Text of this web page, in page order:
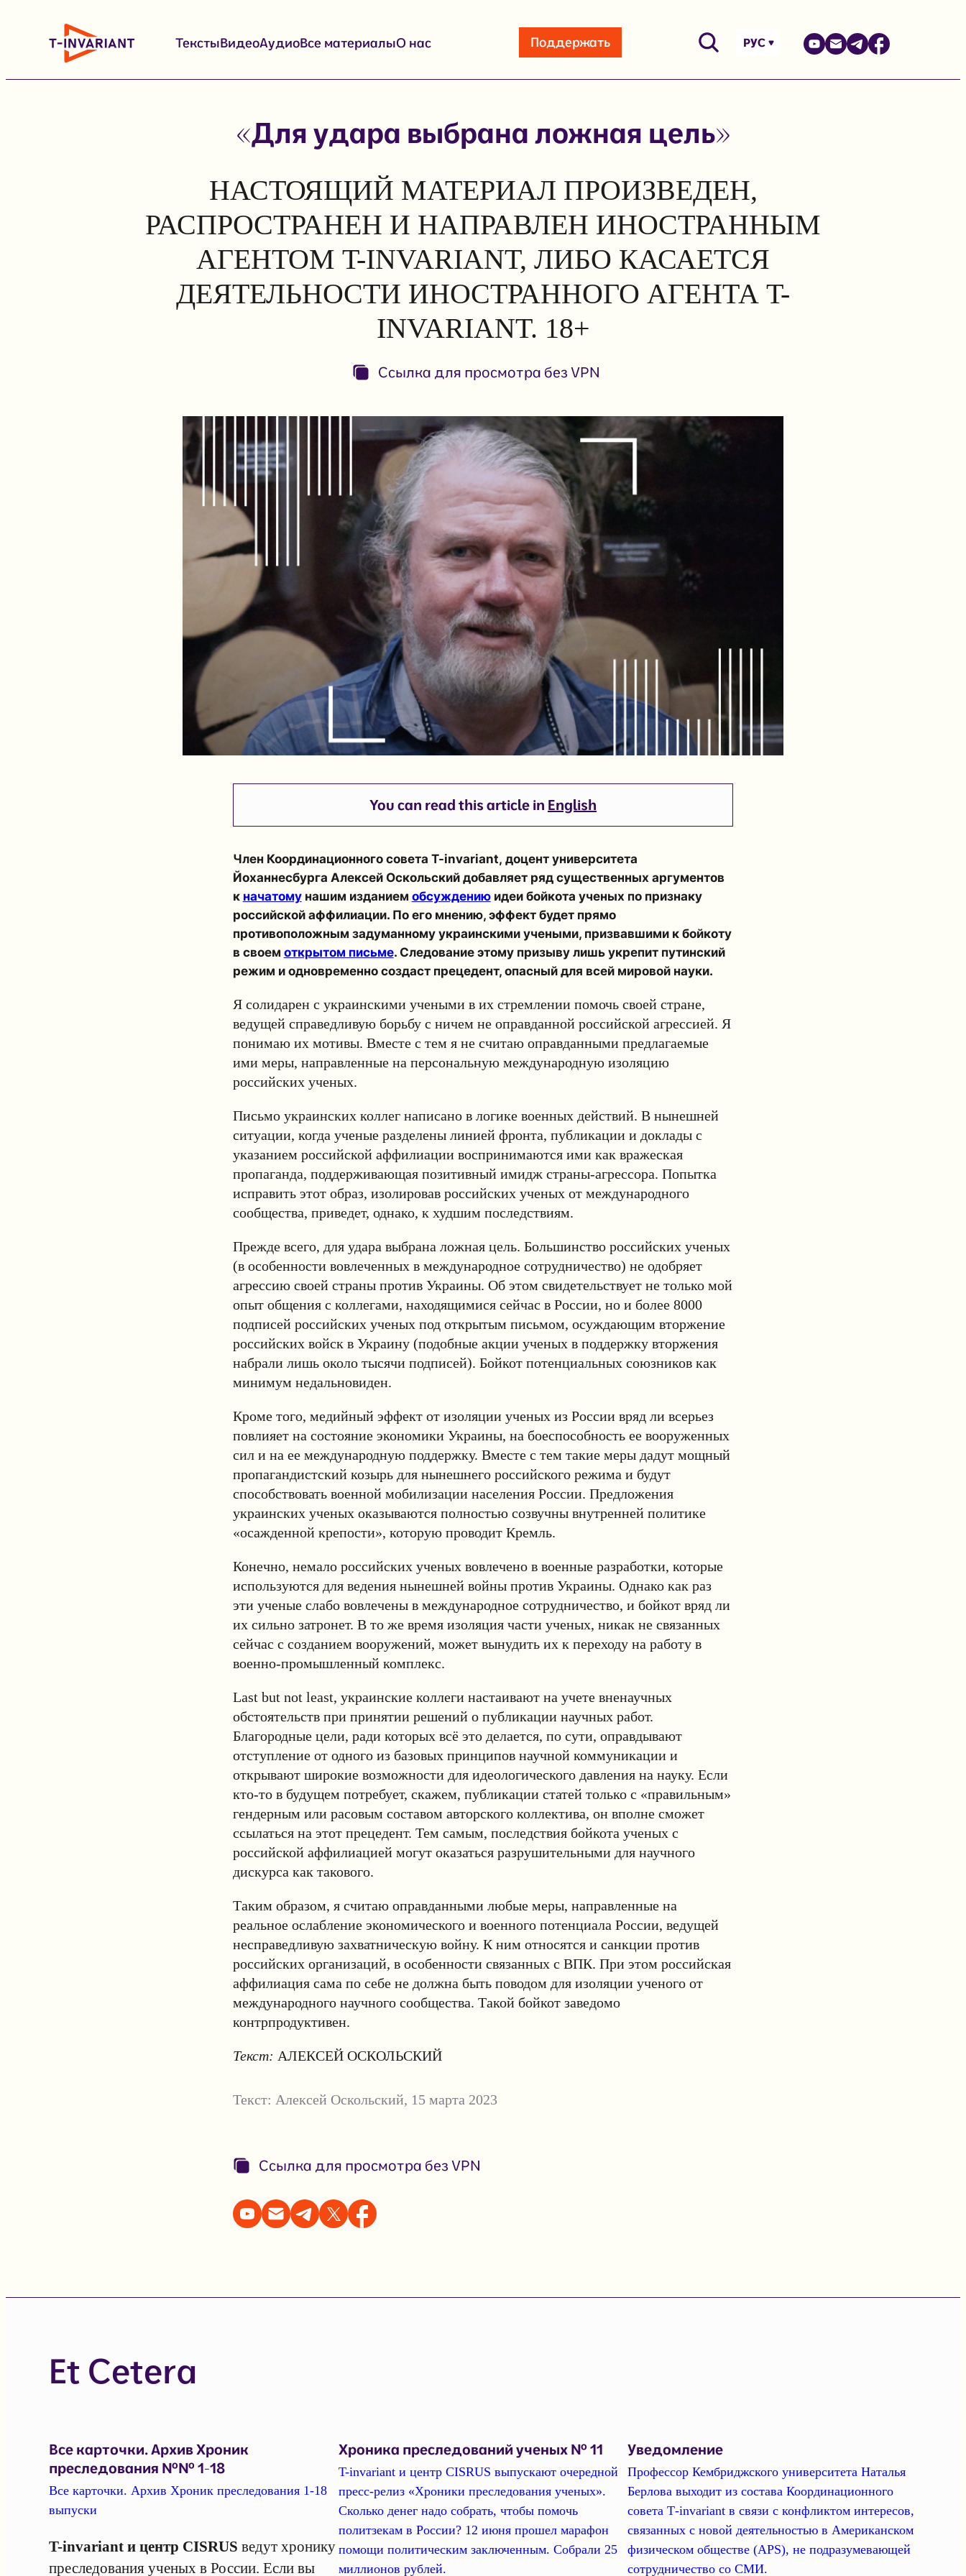
содержимому
ТекстыВидеоАудиоВсе материалыО нас Поддержать РУС
«Для удара выбрана ложная цель»
НАСТОЯЩИЙ МАТЕРИАЛ ПРОИЗВЕДЕН,
РАСПРОСТРАНЕН И НАПРАВЛЕН ИНОСТРАННЫМ
АГЕНТОМ T-INVARIANT, ЛИБО КАСАЕТСЯ
ДЕЯТЕЛЬНОСТИ ИНОСТРАННОГО АГЕНТА T-
INVARIANT. 18+
Ссылка для просмотра без VPN
You can read this article in English
Член Координационного совета T-invariant, доцент университета
Йоханнесбурга Алексей Оскольскийдобавляет ряд существенных аргументов
к начатомунашим изданием обсуждениюидеи бойкота ученых по признаку
российской аффилиации. По его мнению, эффект будет прямо
противоположным задуманному украинскими учеными, призвавшими к бойкоту
в своем открытом письме. Следование этому призыву лишь укрепит путинский
режим и одновременно создаст прецедент, опасный для всей мировой науки.
Я солидарен с украинскими учеными в их стремлении помочь своей стране,
ведущей справедливую борьбу с ничем не оправданной российской агрессией. Я
понимаю их мотивы. Вместе с тем я не считаю оправданными предлагаемые
ими меры, направленные на персональную международную изоляцию
российских ученых.
Письмо украинских коллег написано в логике военных действий. В нынешней
ситуации, когда ученые разделены линией фронта, публикации и доклады с
указанием российской аффилиации воспринимаются ими как вражеская
пропаганда, поддерживающая позитивный имидж страны-агрессора. Попытка
исправить этот образ, изолировав российских ученых от международного
сообщества, приведет, однако, к худшим последствиям.
Прежде всего, для удара выбрана ложная цель. Большинство российских ученых
(в особенности вовлеченных в международное сотрудничество) не одобряет
агрессию своей страны против Украины. Об этом свидетельствует не только мой
опыт общения с коллегами, находящимися сейчас в России, но и более 8000
подписей российских ученых под открытым письмом, осуждающим вторжение
российских войск в Украину (подобные акции ученых в поддержку вторжения
набрали лишь около тысячи подписей). Бойкот потенциальных союзников как
минимум недальновиден.
Кроме того, медийный эффект от изоляции ученых из России вряд ли всерьез
повлияет на состояние экономики Украины, на боеспособность ее вооруженных
сил и на ее международную поддержку. Вместе с тем такие меры дадут мощный
пропагандистский козырь для нынешнего российского режима и будут
способствовать военной мобилизации населения России. Предложения
украинских ученых оказываются полностью созвучны внутренней политике
«осажденной крепости», которую проводит Кремль.
Конечно, немало российских ученых вовлечено в военные разработки, которые
используются для ведения нынешней войны против Украины. Однако как раз
эти ученые слабо вовлечены в международное сотрудничество, и бойкот вряд ли
их сильно затронет. В то же время изоляция части ученых, никак не связанных
сейчас с созданием вооружений, может вынудить их к переходу на работу в
военно-промышленный комплекс.
Last but not least, украинские коллеги настаивают на учете вненаучных
обстоятельств при принятии решений о публикации научных работ.
Благородные цели, ради которых всё это делается, по сути, оправдывают
отступление от одного из базовых принципов научной коммуникации и
открывают широкие возможности для идеологического давления на науку. Если
кто-то в будущем потребует, скажем, публикации статей только с «правильным»
гендерным или расовым составом авторского коллектива, он вполне сможет
ссылаться на этот прецедент. Тем самым, последствия бойкота ученых с
российской аффилиацией могут оказаться разрушительными для научного
дискурса как такового.
Таким образом, я считаю оправданными любые меры, направленные на
реальное ослабление экономического и военного потенциала России, ведущей
несправедливую захватническую войну. К ним относятся и санкции против
российских организаций, в особенности связанных с ВПК. При этом российская
аффилиация сама по себе не должна быть поводом для изоляции ученого от
международного научного сообщества. Такой бойкот заведомо
контрпродуктивен.
Текст: АЛЕКСЕЙ ОСКОЛЬСКИЙ
Текст: Алексей Оскольский, 15 марта 2023
Ссылка для просмотра без VPN
Et Cetera
Все карточки. Архив Хроник
преследования №№ 1-18
Все карточки. Архив Хроник преследования 1-18
выпуски
T-invariant и центр CISRUS ведут хронику
преследования ученых в России. Если вы
Хроника преследований ученых № 11
T-invariant и центр CISRUS выпускают очередной
пресс-релиз «Хроники преследования ученых».
Сколько денег надо собрать, чтобы помочь
политзекам в России? 12 июня прошел марафон
помощи политическим заключенным. Собрали 25
миллионов рублей.
Уведомление
Профессор Кембриджского университета Наталья
Берлова выходит из состава Координационного
совета Т-invariant в связи с конфликтом интересов,
связанных с новой деятельностью в Американском
физическом обществе (APS), не подразумевающей
сотрудничество со СМИ.